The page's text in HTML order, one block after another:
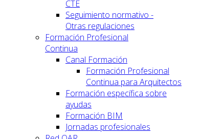
CTE
Seguimiento normativo -
Otras regulaciones
Formación Profesional
Continua
Canal Formación
Formación Profesional
Continua para Arquitectos
Formación específica sobre
ayudas
Formación BIM
Jornadas profesionales